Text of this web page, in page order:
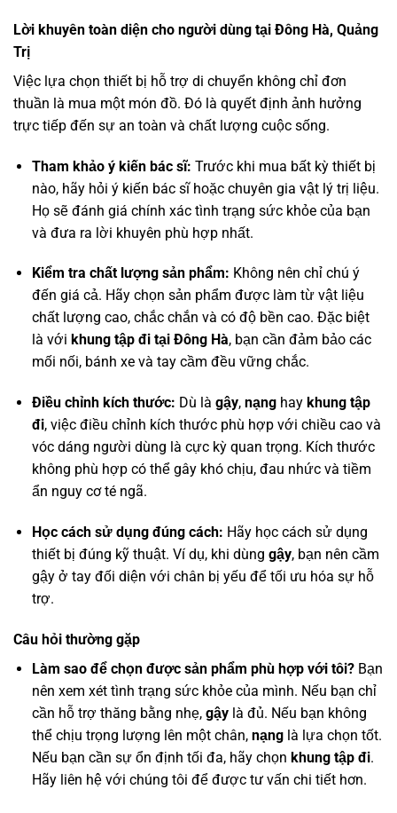
Lời khuyên toàn diện cho người dùng tại Đông Hà, Quảng
Trị
Việc lựa chọn thiết bị hỗ trợ di chuyển không chỉ đơn
thuần là mua một món đồ. Đó là quyết định ảnh hưởng
trực tiếp đến sự an toàn và chất lượng cuộc sống.
Tham khảo ý kiến bác sĩ: Trước khi mua bất kỳ thiết bị
nào, hãy hỏi ý kiến bác sĩ hoặc chuyên gia vật lý trị liệu.
Họ sẽ đánh giá chính xác tình trạng sức khỏe của bạn
và đưa ra lời khuyên phù hợp nhất.
Kiểm tra chất lượng sản phẩm: Không nên chỉ chú ý
đến giá cả. Hãy chọn sản phẩm được làm từ vật liệu
chất lượng cao, chắc chắn và có độ bền cao. Đặc biệt
là với khung tập đi tại Đông Hà, bạn cần đảm bảo các
mối nối, bánh xe và tay cầm đều vững chắc.
Điều chỉnh kích thước: Dù là gậy, nạnghay khung tập
đi, việc điều chỉnh kích thước phù hợp với chiều cao và
vóc dáng người dùng là cực kỳ quan trọng. Kích thước
không phù hợp có thể gây khó chịu, đau nhức và tiềm
ẩn nguy cơ té ngã.
Học cách sử dụng đúng cách: Hãy học cách sử dụng
thiết bị đúng kỹ thuật. Ví dụ, khi dùng gậy, bạn nên cầm
gậy ở tay đối diện với chân bị yếu để tối ưu hóa sự hỗ
trợ.
Câu hỏi thường gặp
Làm sao để chọn được sản phẩm phù hợp với tôi?Bạn
nên xem xét tình trạng sức khỏe của mình. Nếu bạn chỉ
cần hỗ trợ thăng bằng nhẹ, gậylà đủ. Nếu bạn không
thể chịu trọng lượng lên một chân, nạnglà lựa chọn tốt.
Nếu bạn cần sự ổn định tối đa, hãy chọn khung tập đi.
Hãy liên hệ với chúng tôi để được tư vấn chi tiết hơn.